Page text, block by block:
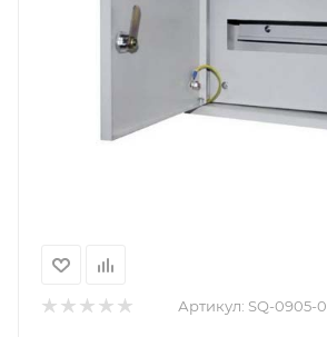
Артикул: SQ-0905-